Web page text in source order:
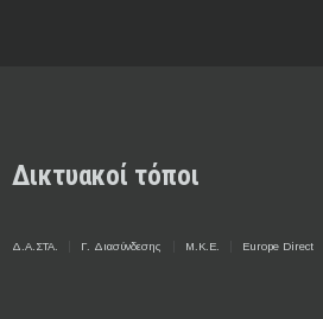
Δικτυακοί τόποι
Δ.Α.ΣΤΑ. Γ. Διασύνδεσης Μ.Κ.Ε. Europe Direct